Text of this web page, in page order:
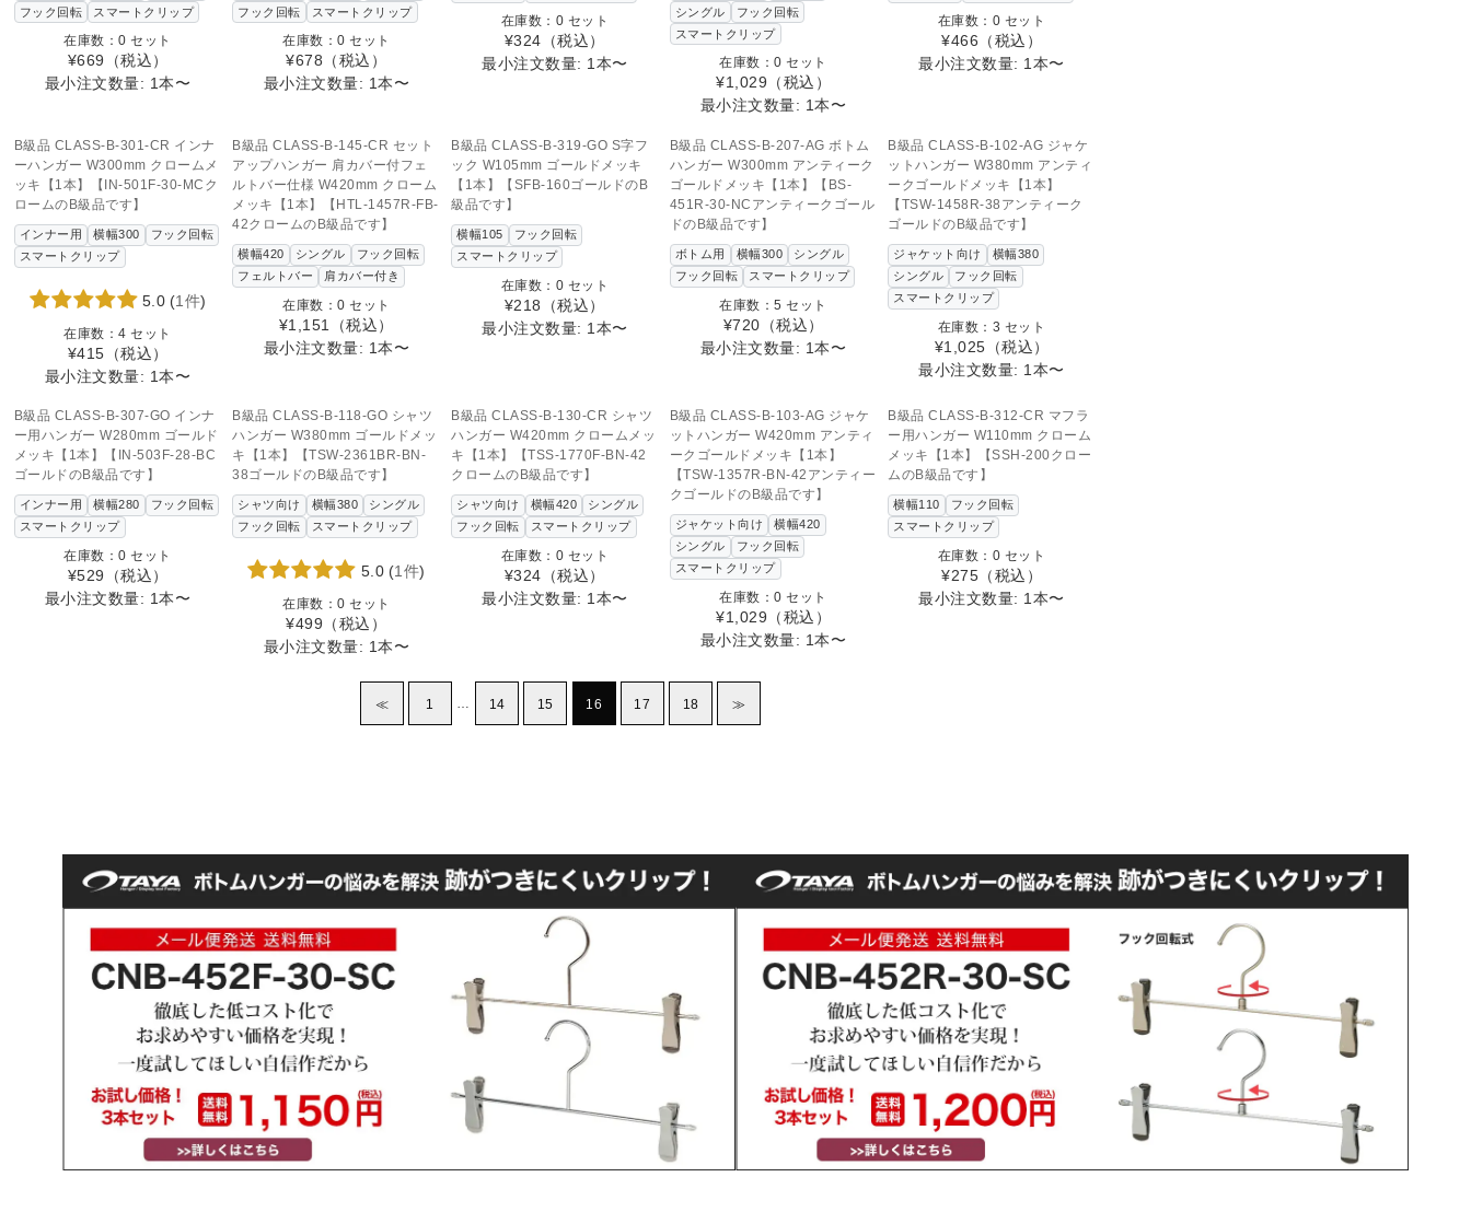
フック回転
スマートクリップ
在庫数：0 セット
¥669
（税込）
最小注文数量: 1本〜
フック回転
スマートクリップ
在庫数：0 セット
¥678 （税込）
最小注文数量: 1本〜
在庫数：0 セット
¥324 （税込）
最小注文数量: 1本〜
シングル
フック回転
スマートクリップ
在庫数：0 セット
¥1,029 （税込）
最小注文数量: 1本〜
在庫数：0 セット
¥466 （税込）
最小注文数量: 1本〜
B級品 CLASS-B-301-CR インナ
ーハンガー W300mm クロームメ
ッキ【1本】【IN-501F-30-MCク
ロームのB級品です】
インナー用 横幅300
フック回転
スマートクリップ
5.0 (1件)
在庫数：4 セット
¥415 （税込）
最小注文数量: 1本〜
この商品へのお問い合わせ
B級品 CLASS-B-145-CR セット
アップハンガー 肩カバー付フェ
ルトバー仕様 W420mm クローム
メッキ【1本】【HTL-1457R-FB-
42クロームのB級品です】
横幅420 シングル
フック回転
フェルトバー
肩カバー付き
在庫数：0 セット
¥1,151
（税込）
最小注文数量: 1本〜
この商品へのお問い合わせ
B級品 CLASS-B-319-GO S字フ
ック W105mm ゴールドメッキ
【1本】【SFB-160ゴールドのB
級品です】
横幅105
フック回転
スマートクリップ
在庫数：0 セット
¥218
（税込）
最小注文数量: 1本〜
B級品 CLASS-B-207-AG ボトム
ハンガー W300mm アンティーク
ゴールドメッキ【1本】【BS-
451R-30-NCアンティークゴール
ドのB級品です】
ボトム用 横幅300
シングル
フック回転
スマートクリップ
在庫数：5 セット
¥720 （税込）
最小注文数量: 1本〜
B級品 CLASS-B-102-AG ジャケ
ットハンガー W380mm アンティ
ークゴールドメッキ【1本】
【TSW-1458R-38アンティーク
ゴールドのB級品です】
ジャケット向け
横幅380
シングル
フック回転
スマートクリップ
在庫数：3 セット
¥1,025 （税込）
最小注文数量: 1本〜
SOLD OUT
この商品へのお問い合わせ
B級品 CLASS-B-307-GO インナ
ー用ハンガー W280mm ゴールド
メッキ【1本】【IN-503F-28-BC
ゴールドのB級品です】
インナー用 横幅280
フック回転
スマートクリップ
在庫数：0 セット
¥529
（税込）
最小注文数量: 1本〜
この商品へのお問い合わせ
B級品 CLASS-B-118-GO シャツ
ハンガー W380mm ゴールドメッ
キ【1本】【TSW-2361BR-BN-
38ゴールドのB級品です】
シャツ向け 横幅380
シングル
フック回転
スマートクリップ
5.0 (1件)
在庫数：0 セット
¥499 （税込）
最小注文数量: 1本〜
この商品へのお問い合わせ
B級品 CLASS-B-130-CR シャツ
ハンガー W420mm クロームメッ
キ【1本】【TSS-1770F-BN-42
クロームのB級品です】
シャツ向け 横幅420
シングル
フック回転
スマートクリップ
在庫数：0 セット
¥324 （税込）
最小注文数量: 1本〜
この商品へのお問い合わせ
B級品 CLASS-B-103-AG ジャケ
ットハンガー W420mm アンティ
ークゴールドメッキ【1本】
【TSW-1357R-BN-42アンティー
クゴールドのB級品です】
ジャケット向け
横幅420
シングル
フック回転
スマートクリップ
在庫数：0 セット
¥1,029 （税込）
最小注文数量: 1本〜
SOLD OUT
この商品へのお問い合わせ
B級品 CLASS-B-312-CR マフラ
ー用ハンガー W110mm クローム
メッキ【1本】【SSH-200クロー
ムのB級品です】
横幅110
フック回転
スマートクリップ
在庫数：0 セット
¥275 （税込）
最小注文数量: 1本〜
≪ 1 … 14 15 16 17 18 ≫